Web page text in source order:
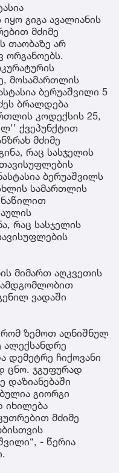
გიგა ავალიანის
მძიმე
თაობაზე არ
ორგანოებს.
მოსამართლის
ბერუაშვილი 5
ბრალდება
კოდექსის 25,
ქვეპუნქტით
მძიმე
რაც სასჯელის
ბერუაშვილს
სამართლის
ნაწილით
რაც სასჯელის
მიმართ აღკვეთის
ვადაში
რომ ზემოთ აღნიშნულ
ალექსანდრე
დემეტრე ჩიქოვანი
ცნო. ჯგუფურად
დაზიანებაში
გიორგი
იხილება
მძიმე
- წერია